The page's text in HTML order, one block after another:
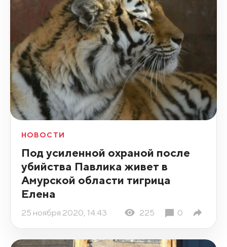
НОВОСТИ
Под усиленной охраной после
убийства Павлика живет в
Амурской области тигрица
Елена
25 ноября 2020, 14:43 225 0